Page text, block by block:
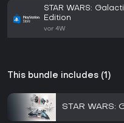
STAR WARS:
Edition
vor 4W
This bundle includes (1)
STAR WARS: